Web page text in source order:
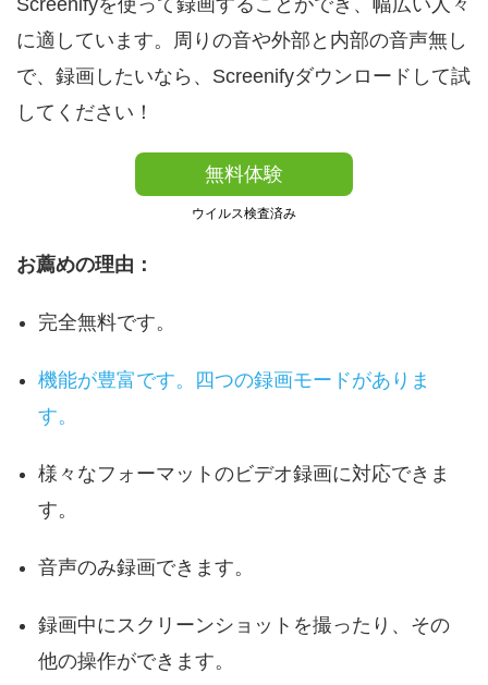
Screenifyを使って録画することができ、幅広い人々
に適しています。周りの音や外部と内部の音声無し
で、録画したいなら、Screenifyダウンロードして試
してください！
無料体験
ウイルス検査済み
お薦めの理由：
完全無料です。
機能が豊富です。四つの録画モードがありま
す。
様々なフォーマットのビデオ録画に対応できま
す。
音声のみ録画できます。
録画中にスクリーンショットを撮ったり、その
他の操作ができます。